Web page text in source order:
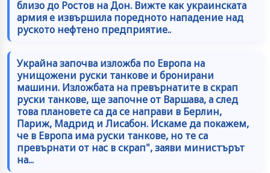
близо до Ростов на Дон. Вижте как украинската
армия е извършила поредното нападение над
руското нефтено предприятие..
Украйна започва изложба по Европа на
унищожени руски танкове и бронирани
машини. Изложбата на превърнатите в скрап
руски танкове, ще започне от Варшава, а след
това плановете са да се направи в Берлин,
Париж, Мадрид и Лисабон. Искаме да покажем,
че в Европа има руски танкове, но те са
превърнати от нас в скрап", заяви министърът
на...